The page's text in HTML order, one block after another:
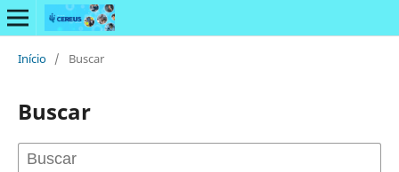
Início / Buscar
Buscar